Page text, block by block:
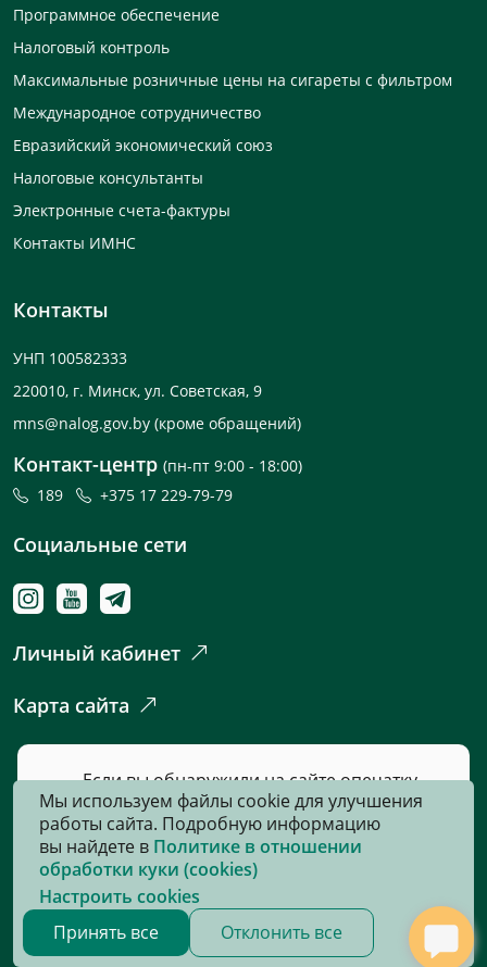
Программное обеспечение
Налоговый контроль
Максимальные розничные цены на сигареты с фильтром
Международное сотрудничество
Евразийский экономический союз
Налоговые консультанты
Электронные счета-фактуры
Контакты ИМНС
Контакты
УНП 100582333
220010, г. Минск, ул. Советская, 9
mns@nalog.gov.by (кроме обращений)
Контакт-центр (пн-пт 9:00 - 18:00)
189
+375 17 229-79-79
Социальные сети
Личный кабинет
Карта сайта
Если вы обнаружили на сайте опечатку
или неточность, пожалуйста, нажмите
сюдаи сообщите нам об этом.
© 2026, Все права защищены
Сайт разработан:«Информационно-издательский центр по
налогам и сборам»
Мы используем файлы cookie для улучшения
работы сайта. Подробную информацию
вы найдете в Политике в отношении
обработки куки (cookies)
Настроить cookies
Принять все
Отклонить все